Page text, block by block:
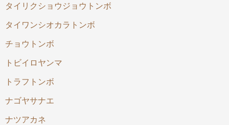
タイリクショウジョウトンボ
タイワンシオカラトンボ
チョウトンボ
トビイロヤンマ
トラフトンボ
ナゴヤサナエ
ナツアカネ